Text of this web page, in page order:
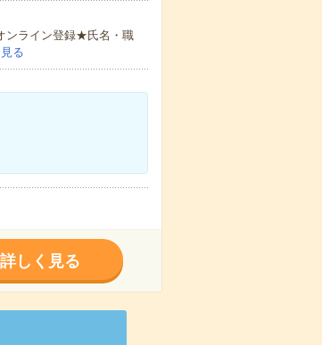
ンライン登録★氏名・職
る
詳しく見る